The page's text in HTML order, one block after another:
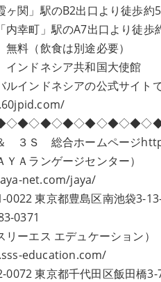
ヶ関」駅のB2出口より徒歩約
内幸町」駅のA7出口より徒歩
（飲食は別途必要）
ドネシア共和国大使館
ルインドネシアの公式サイトで
３Ｓ 総合ホームページ
Ａランゲージセンター）
net.com/jaya/
0022 東京都豊島区南池袋3-
0371
リーエス エデュケーション）
education.com/
0072 東京都千代田区飯田橋